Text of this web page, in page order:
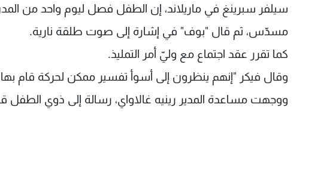
سيلفر سبرينغ في ماريلاند، إن الطفل فصل ليوم واحد من
مسدّس، ثم قال "بوف" في إشارة إلى صوت طلقة نارية.
كما تقرر عقد اجتماع مع وليّ أمر التمليذ.
وقال فيكر "إنهم ينظرون إلى أسوأ تفسير ممكن لحركة
ووجهت مساعدة المدير رينيه غالاواي، رسالة إلى ذوي